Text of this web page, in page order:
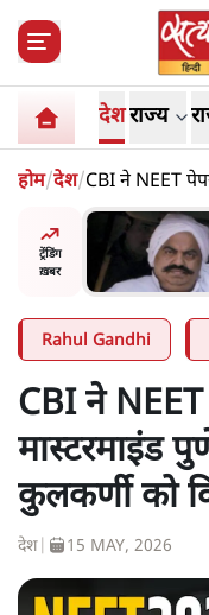
देशराज्य
होम/देश/CBI ने NEET
लेक्चरर कुलकर्णी
ट्रेंडिंग
ख़बर
अहमद
में बंद
Rahul Gandhi
CBI ने
मास्टरमाइंड
कुलकर्णी को
देश 15 MAY, 2026